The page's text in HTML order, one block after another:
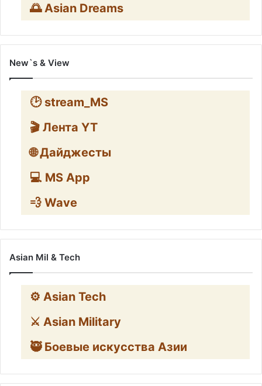
🌅 Asian Dreams
New`s & View
🕑 stream_MS
🎬 Лента YT
🌐 Дайджесты
💻 MS App
💨 Wave
Asian Mil & Tech
⚙️ Asian Tech
⚔️ Asian Military
🥷 Боевые искусства Азии